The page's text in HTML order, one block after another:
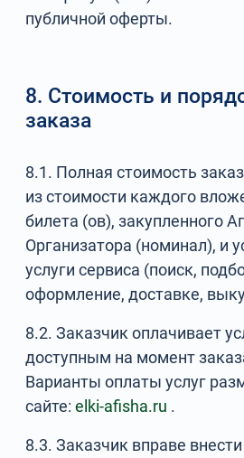
публичной оферты.
8. Стоимость и
заказа
8.1. Полная стоимость
из стоимости каждого
билета (ов), закупленного
Организатора (номинал), и
услуги сервиса (поиск,
оформление, доставке,
8.2. Заказчик оплачивает
доступным на момент
Варианты оплаты услуг
сайте:elki-afisha.ru .
8.3. Заказчик вправе